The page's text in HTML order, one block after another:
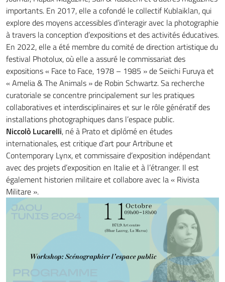
importants. En 2017, elle a cofondé le collectif Kublaiklan, qui
explore des moyens accessibles d’interagir avec la photographie
à travers la conception d’expositions et des activités éducatives.
En 2022, elle a été membre du comité de direction artistique du
festival Photolux, où elle a assuré le commissariat des
expositions « Face to Face, 1978 – 1985 » de Seiichi Furuya et
« Amelia & The Animals » de Robin Schwartz. Sa recherche
curatoriale se concentre principalement sur les pratiques
collaboratives et interdisciplinaires et sur le rôle génératif des
installations photographiques dans l’espace public.
Niccolò Lucarelli, né à Prato et diplômé en études
internationales, est critique d’art pour Artribune et
Contemporary Lynx, et commissaire d’exposition indépendant
avec des projets d’exposition en Italie et à l’étranger. Il est
également historien militaire et collabore avec la « Rivista
Militare ».